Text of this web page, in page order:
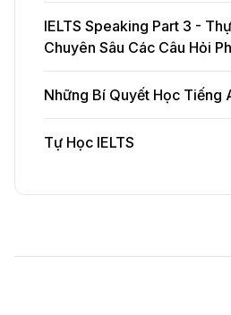
IELTS Speaking Part 3 -
Chuyên Sâu Các Câu Hỏi
Những Bí Quyết Học Tiếng
Tự Học IELTS